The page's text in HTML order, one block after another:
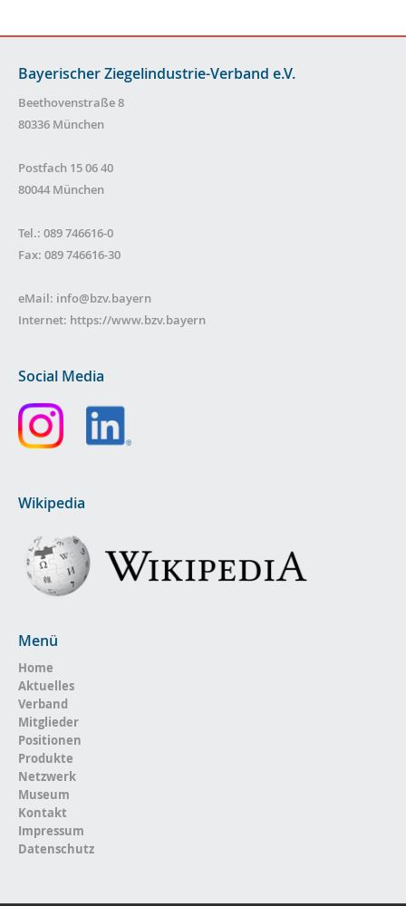
Bayerischer Ziegelindustrie-Verband e.V.
Beethovenstraße 8
80336 München
Postfach 15 06 40
80044 München
Tel.: 089 746616-0
Fax: 089 746616-30
eMail: info@bzv.bayern
Internet: https://www.bzv.bayern
Social Media
Wikipedia
Menü
Home
Aktuelles
Verband
Mitglieder
Positionen
Produkte
Netzwerk
Museum
Kontakt
Impressum
Datenschutz